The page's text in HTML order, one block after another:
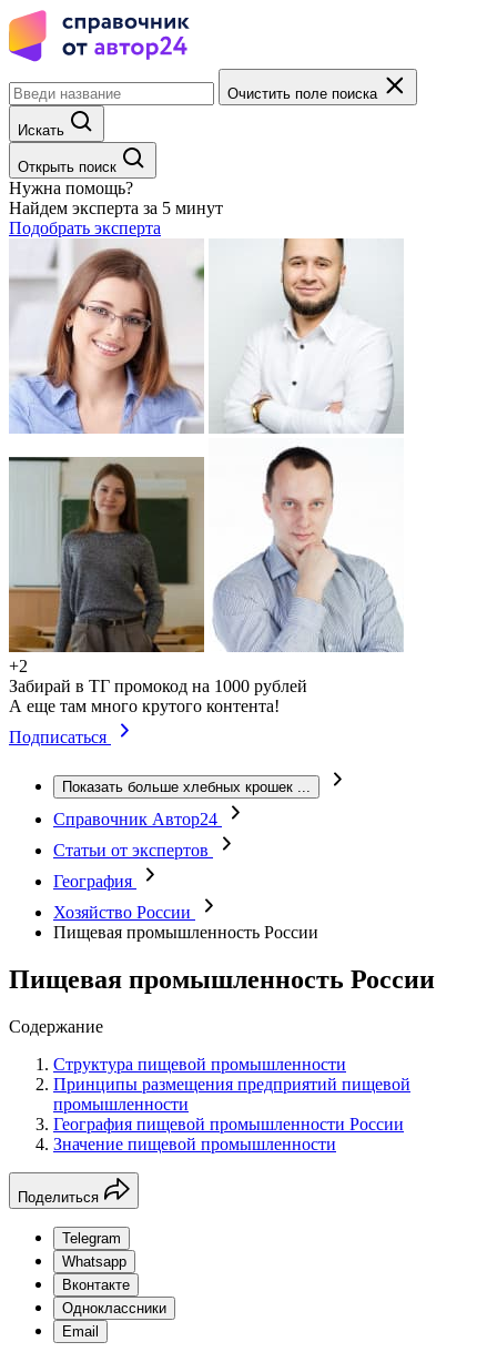
Очистить поле поиска
Искать
Открыть поиск
Нужна помощь?
Найдем эксперта за 5 минут
Подобрать эксперта
+2
Забирай в ТГ промокод на 1000 рублей
А еще там много крутого контента!
Подписаться
Показать больше хлебных крошек ...
Справочник Автор24
Статьи от экспертов
География
Хозяйство России
Пищевая промышленность России
Пищевая промышленность России
Содержание
Структура пищевой промышленности
Принципы размещения предприятий пищевой
промышленности
География пищевой промышленности России
Значение пищевой промышленности
Поделиться
Telegram
Whatsapp
Вконтакте
Одноклассники
Email